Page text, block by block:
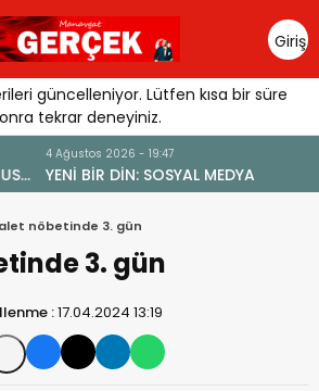
Giriş
Yap
güncelleniyor. Lütfen kısa bir süre
tekrar deneyiniz.
MEDYA
nöbetinde 3. gün
3. gün
:17.04.2024 13:19